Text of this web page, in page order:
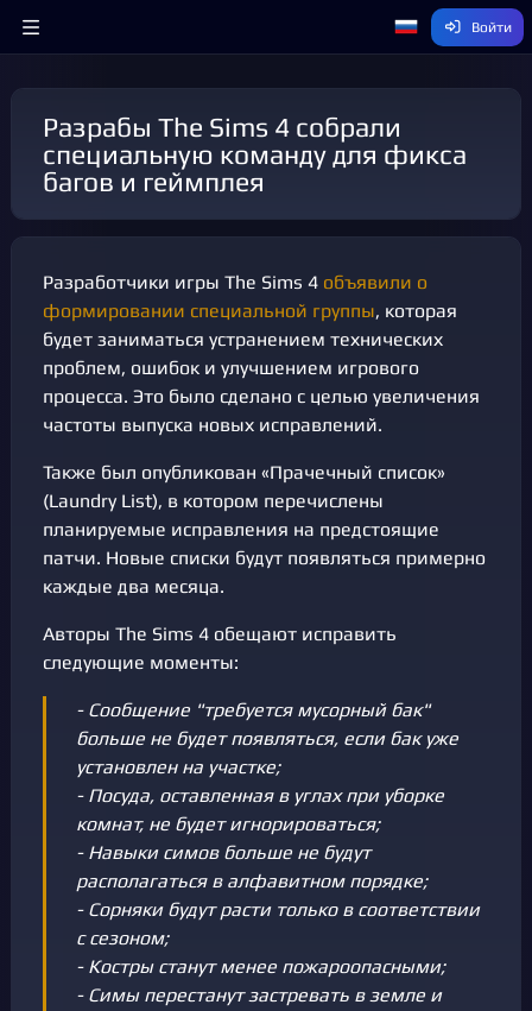
Войти
Разрабы The Sims 4 собрали
специальную команду для фикса
багов и геймплея
Разработчики игры The Sims 4 объявили о
формировании специальной группы, которая
будет заниматься устранением технических
проблем, ошибок и улучшением игрового
процесса. Это было сделано с целью увеличения
частоты выпуска новых исправлений.
Также был опубликован «Прачечный список»
(Laundry List), в котором перечислены
планируемые исправления на предстоящие
патчи. Новые списки будут появляться примерно
каждые два месяца.
Авторы The Sims 4 обещают исправить
следующие моменты:
- Сообщение "требуется мусорный бак"
больше не будет появляться, если бак уже
установлен на участке;
- Посуда, оставленная в углах при уборке
комнат, не будет игнорироваться;
- Навыки симов больше не будут
располагаться в алфавитном порядке;
- Сорняки будут расти только в соответствии
с сезоном;
- Костры станут менее пожароопасными;
- Симы перестанут застревать в земле и